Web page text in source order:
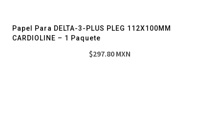
Papel Para DELTA-3-PLUS PLEG 112X100MM
CARDIOLINE – 1 Paquete
$297.80MXN